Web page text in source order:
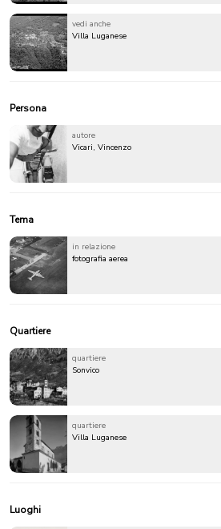
vedi anche
Villa Luganese
Persona
autore
Vicari, Vincenzo
Tema
in relazione
fotografia aerea
Quartiere
quartiere
Sonvico
quartiere
Villa Luganese
Luoghi